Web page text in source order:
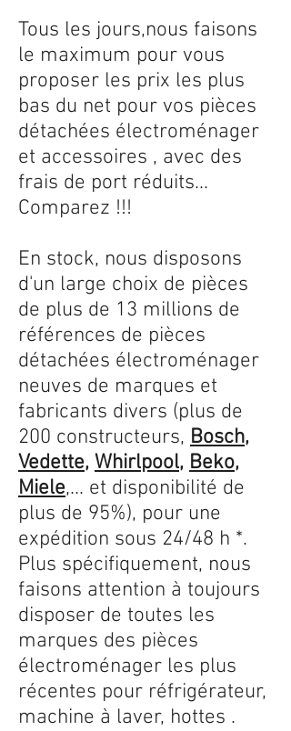
Tous les jours,nous faisons
le maximum pour vous
proposer les prix les plus
bas du net pour vos pièces
détachées électroménager
et accessoires , avec des
frais de port réduits...
Comparez !!!
En stock, nous disposons
d'un large choix de pièces
de plus de 13 millions de
références de pièces
détachées électroménager
neuves de marques et
fabricants divers (plus de
200 constructeurs, Bosch,
Vedette, Whirlpool, Beko,
Miele,... et disponibilité de
plus de 95%), pour une
expédition sous 24/48 h *.
Plus spécifiquement, nous
faisons attention à toujours
disposer de toutes les
marques des pièces
électroménager les plus
récentes pour réfrigérateur,
machine à laver, hottes .